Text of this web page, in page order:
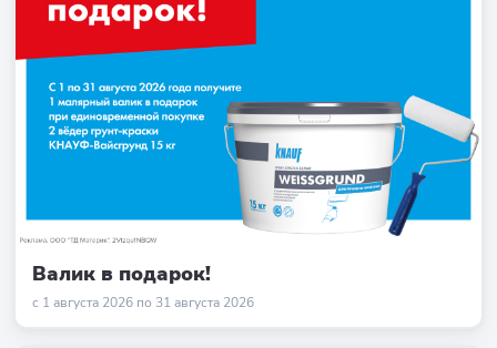
Валик в подарок!
с 1 августа 2026 по 31 августа 2026